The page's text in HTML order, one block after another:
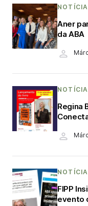
Aner
da ABA
Regina
FIPP
evento